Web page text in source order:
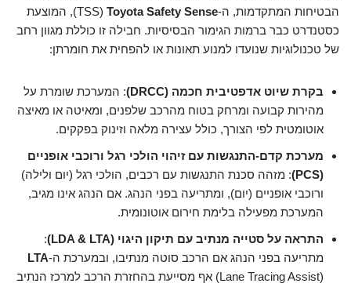
הבטיחות המתקדמות, ה-Toyota Safety Sense
(TSS), המוצעת
כסטנדרט כבר ברמות הגימור הבסיסיות. חבילה זו כוללת מגוון רחב
של טכנולוגיות שנועדו למנוע תאונות או להפחית את חומרתן:
בקרת שיוט אדפטיבית חכמה (DRCC)
: המערכת שומרת על
מהירות קבועה ומרחק בטוח מהרכב שלפנים, ומאיטה או מאיצה
אוטומטית לפי הצורך, כולל עצירה מלאה וזינוק בפקקים.
מערכת קדם-התנגשות עם זיהוי הולכי רגל ורוכבי אופניים
(PCS)
: מזהה סכנת התנגשות עם רכבים, הולכי רגל (יום ולילה)
ורוכבי אופניים (יום), ומתריעה בפני הנהג. אם הנהג אינו מגיב,
המערכת מפעילה בלימת חירום אוטונומית.
התראה על סטייה מנתיב עם תיקון היגוי (LDA & LTA)
:
מתריעה בפני הנהג אם הרכב סוטה מנתיבו, ובמערכת ה-LTA
(Lane Tracing Assist) אף מסייעת בהחזרת הרכב למרכז הנתיב